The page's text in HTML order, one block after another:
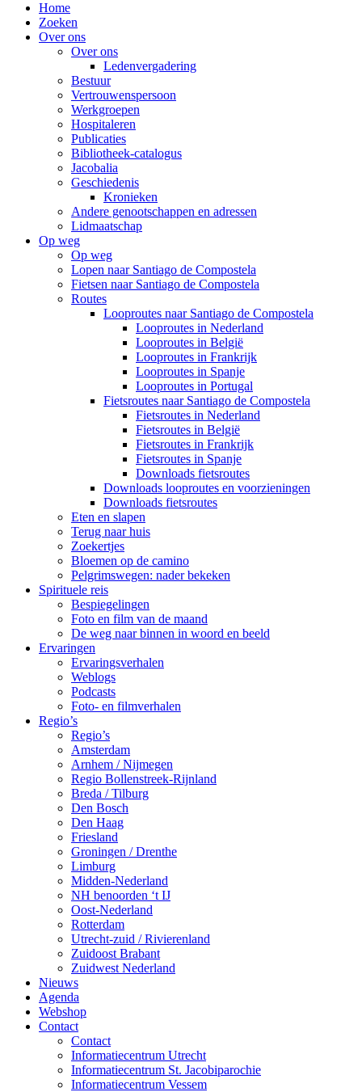
Home
Zoeken
Over ons
Over ons
Ledenvergadering
Bestuur
Vertrouwenspersoon
Werkgroepen
Hospitaleren
Publicaties
Bibliotheek-catalogus
Jacobalia
Geschiedenis
Kronieken
Andere genootschappen en adressen
Lidmaatschap
Op weg
Op weg
Lopen naar Santiago de Compostela
Fietsen naar Santiago de Compostela
Routes
Looproutes naar Santiago de Compostela
Looproutes in Nederland
Looproutes in België
Looproutes in Frankrijk
Looproutes in Spanje
Looproutes in Portugal
Fietsroutes naar Santiago de Compostela
Fietsroutes in Nederland
Fietsroutes in België
Fietsroutes in Frankrijk
Fietsroutes in Spanje
Downloads fietsroutes
Downloads looproutes en voorzieningen
Downloads fietsroutes
Eten en slapen
Terug naar huis
Zoekertjes
Bloemen op de camino
Pelgrimswegen: nader bekeken
Spirituele reis
Bespiegelingen
Foto en film van de maand
De weg naar binnen in woord en beeld
Ervaringen
Ervaringsverhalen
Weblogs
Podcasts
Foto- en filmverhalen
Regio’s
Regio’s
Amsterdam
Arnhem / Nijmegen
Regio Bollenstreek-Rijnland
Breda / Tilburg
Den Bosch
Den Haag
Friesland
Groningen / Drenthe
Limburg
Midden-Nederland
NH benoorden ‘t IJ
Oost-Nederland
Rotterdam
Utrecht-zuid / Rivierenland
Zuidoost Brabant
Zuidwest Nederland
Nieuws
Agenda
Webshop
Contact
Contact
Informatiecentrum Utrecht
Informatiecentrum St. Jacobiparochie
Informatiecentrum Vessem